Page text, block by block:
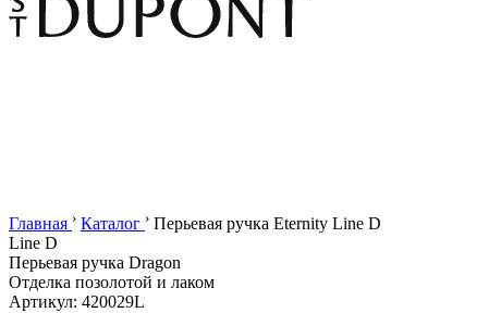
Главная › Каталог › Перьевая ручка Eternity Line D
Line D
Перьевая ручка Dragon
Отделка позолотой и лаком
Артикул: 420029L